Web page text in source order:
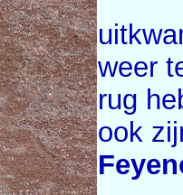
weer
rug
ook